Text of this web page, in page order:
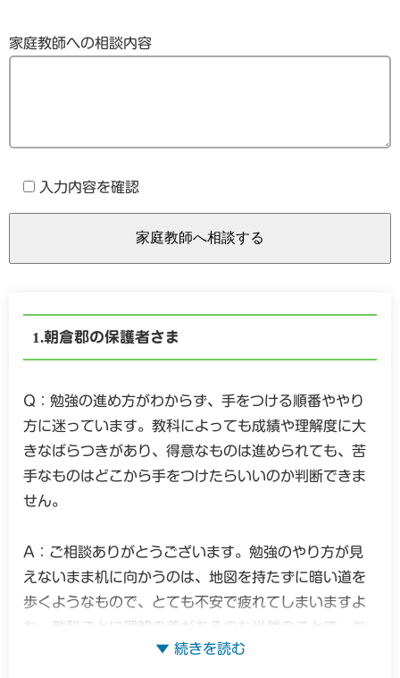
家庭教師への相談内容
入力内容を確認
朝倉郡の保護者さま
Q：勉強の進め方がわからず、手をつける順番ややり
方に迷っています。教科によっても成績や理解度に大
きなばらつきがあり、得意なものは進められても、苦
手なものはどこから手をつけたらいいのか判断できま
せん。
A：ご相談ありがとうございます。勉強のやり方が見
えないまま机に向かうのは、地図を持たずに暗い道を
歩くようなもので、とても不安で疲れてしまいますよ
ね。教科ごとに理解の差があるのも当然のことで、む
しろ「どこが苦手か」がはっきりしているのは、これ